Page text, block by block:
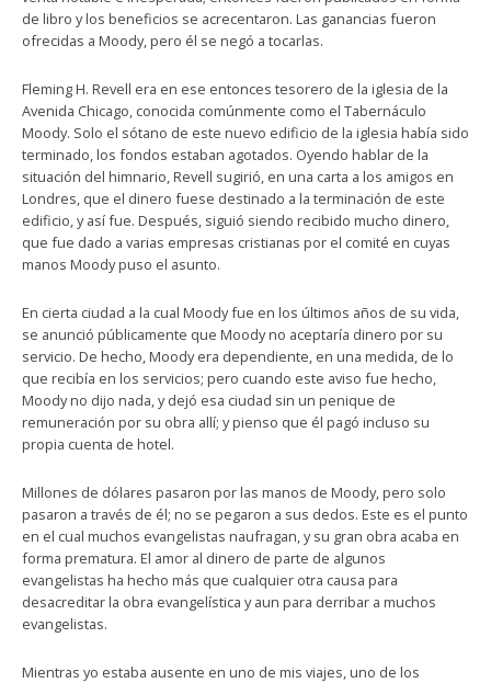
de libro y los beneficios se acrecentaron. Las ganancias fueron
ofrecidas a Moody, pero él se negó a tocarlas.
Fleming H. Revell era en ese entonces tesorero de la iglesia de la
Avenida Chicago, conocida comúnmente como el Tabernáculo
Moody. Solo el sótano de este nuevo edificio de la iglesia había sido
terminado, los fondos estaban agotados. Oyendo hablar de la
situación del himnario, Revell sugirió, en una carta a los amigos en
Londres, que el dinero fuese destinado a la terminación de este
edificio, y así fue. Después, siguió siendo recibido mucho dinero,
que fue dado a varias empresas cristianas por el comité en cuyas
manos Moody puso el asunto.
En cierta ciudad a la cual Moody fue en los últimos años de su vida,
se anunció públicamente que Moody no aceptaría dinero por su
servicio. De hecho, Moody era dependiente, en una medida, de lo
que recibía en los servicios; pero cuando este aviso fue hecho,
Moody no dijo nada, y dejó esa ciudad sin un penique de
remuneración por su obra allí; y pienso que él pagó incluso su
propia cuenta de hotel.
Millones de dólares pasaron por las manos de Moody, pero solo
pasaron a través de él; no se pegaron a sus dedos. Este es el punto
en el cual muchos evangelistas naufragan, y su gran obra acaba en
forma prematura. El amor al dinero de parte de algunos
evangelistas ha hecho más que cualquier otra causa para
desacreditar la obra evangelística y aun para derribar a muchos
evangelistas.
Mientras yo estaba ausente en uno de mis viajes, uno de los